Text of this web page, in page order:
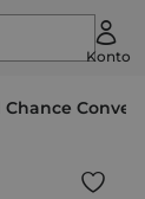
Konto
Chance